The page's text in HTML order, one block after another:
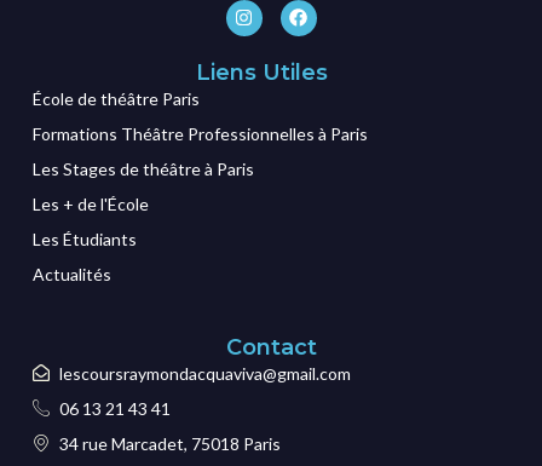
Liens Utiles
École de théâtre Paris
Formations Théâtre Professionnelles à Paris
Les Stages de théâtre à Paris
Les + de l'École
Les Étudiants
Actualités
Contact
lescoursraymondacquaviva@gmail.com
06 13 21 43 41
34 rue Marcadet, 75018 Paris